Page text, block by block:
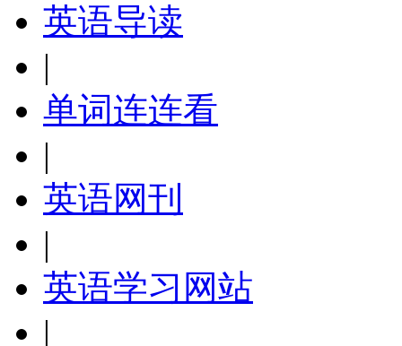
英语导读
|
单词连连看
|
英语网刊
|
英语学习网站
|